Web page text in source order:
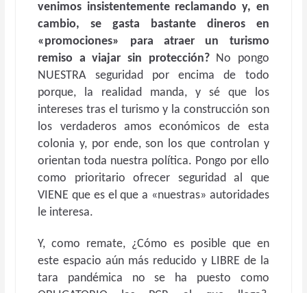
venimos insistentemente reclamando y, en
cambio, se gasta bastante dineros en
«promociones» para atraer un turismo
remiso a viajar sin protección?No pongo
NUESTRA seguridad por encima de todo
porque, la realidad manda, y sé que los
intereses tras el turismo y la construcción son
los verdaderos amos económicos de esta
colonia y, por ende, son los que controlan y
orientan toda nuestra política. Pongo por ello
como prioritario ofrecer seguridad al que
VIENE que es el que a «nuestras» autoridades
le interesa.
Y, como remate, ¿Cómo es posible que en
este espacio aún más reducido y LIBRE de la
tara pandémica no se ha puesto como